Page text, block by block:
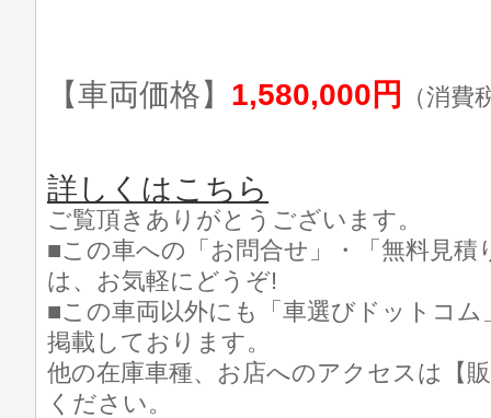
【車両価格】 1,580,000円 （消費
詳しくはこちら
ご覧頂きありがとうございます。
■この車への「お問合せ」・「無料見積
は、お気軽にどうぞ!
■この車両以外にも「車選びドットコ
掲載しております。
他の在庫車種、お店へのアクセスは【
ください。